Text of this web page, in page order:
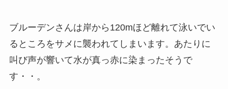
ブルーデンさんは岸から120mほど離れて泳いでい
るところをサメに襲われてしまいます。あたりに
叫び声が響いて水が真っ赤に染まったそうで
す・・。